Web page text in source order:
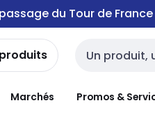
passage du Tour de
Entrée de
Marchés Promos &